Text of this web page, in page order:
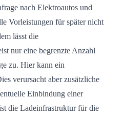
nach Elektroautos und
Vorleistungen für später nicht
lässt die
nur eine begrenzte Anzahl
zu. Hier kann ein
verursacht aber zusätzliche
Einbindung einer
die Ladeinfrastruktur für die